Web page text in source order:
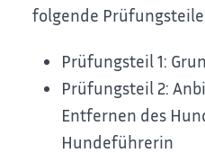
folgende
Prüfungsteil 1: Gr
Prüfungsteil 2:
Entfernen des
Hundeführerin